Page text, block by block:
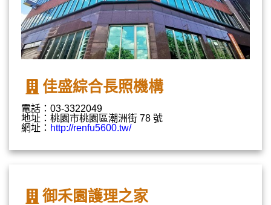
佳盛綜合長照機構
電話：03-3322049
地址：桃園市桃園區潮洲街 78 號
網址： http://renfu5600.tw/
御禾園護理之家